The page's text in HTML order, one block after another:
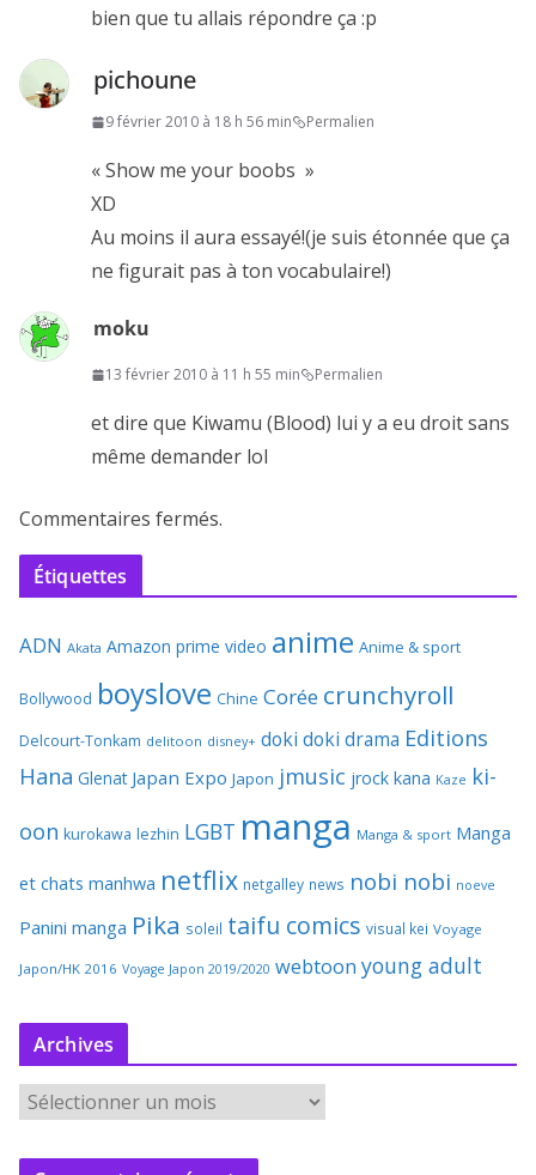
bien que tu allais répondre ça :p
pichoune
9 février 2010 à 18 h 56 min Permalien
« Show me your boobs »
XD
Au moins il aura essayé!(je suis étonnée que ça
ne figurait pas à ton vocabulaire!)
moku
13 février 2010 à 11 h 55 min Permalien
et dire que Kiwamu (Blood) lui y a eu droit sans
même demander lol
Commentaires fermés.
Étiquettes
ADN Akata Amazon prime video anime Anime & sport
Bollywood boyslove Chine Corée crunchyroll
Delcourt-Tonkam delitoon disney+ doki doki drama Editions
Hana Glenat Japan Expo Japon jmusic jrock kana Kaze ki-
oon kurokawa lezhin LGBT manga Manga & sport Manga
et chats manhwa netflix netgalley news nobi nobi noeve
Panini manga Pika soleil taifu comics visual kei Voyage
Japon/HK 2016 Voyage Japon 2019/2020 webtoon young adult
Archives
c